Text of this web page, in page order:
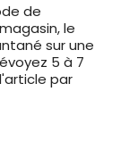
de
le
sur une
5 à 7
par